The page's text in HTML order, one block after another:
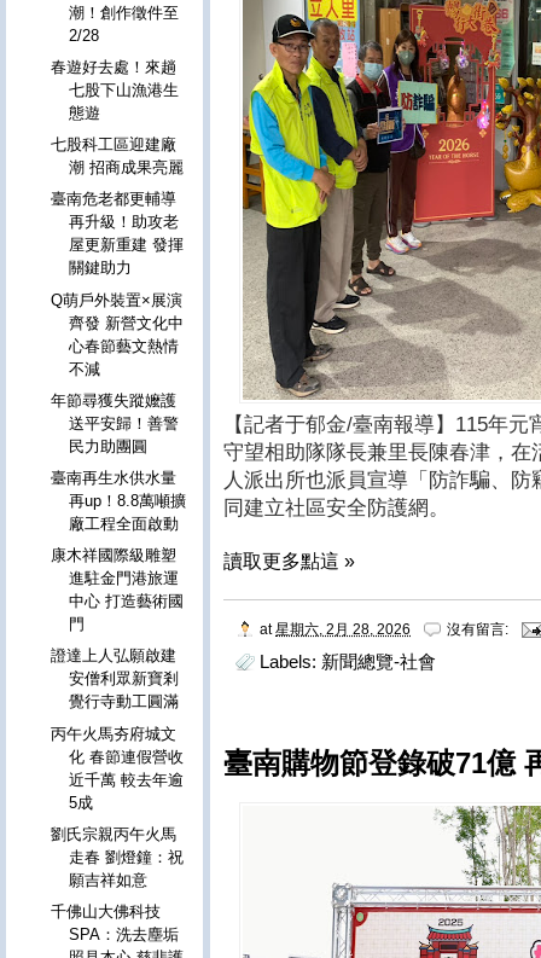
【記者于郁金/臺南報導】115年
守望相助隊隊長兼里長陳春津，
人派出所也派員宣導「防詐騙、
同建立社區安全防護網。
讀取更多點這 »
at星期六, 2月 28, 2026 沒有留言:
Labels: 新聞總覽-社會
臺南購物節登錄破71億
潮！創作徵件至
2/28
春遊好去處！來趟
七股下山漁港生
態遊
七股科工區迎建廠
潮 招商成果亮麗
臺南危老都更輔導
再升級！助攻老
屋更新重建 發揮
關鍵助力
Q萌戶外裝置×展演
齊發 新營文化中
心春節藝文熱情
不減
年節尋獲失蹤嬤護
送平安歸！善警
民力助團圓
臺南再生水供水量
再up！8.8萬噸擴
廠工程全面啟動
康木祥國際級雕塑
進駐金門港旅運
中心 打造藝術國
門
證達上人弘願啟建
安僧利眾新寶剎
覺行寺動工圓滿
丙午火馬夯府城文
化 春節連假營收
近千萬 較去年逾
5成
劉氏宗親丙午火馬
走春 劉燈鐘：祝
願吉祥如意
千佛山大佛科技
SPA：洗去塵垢